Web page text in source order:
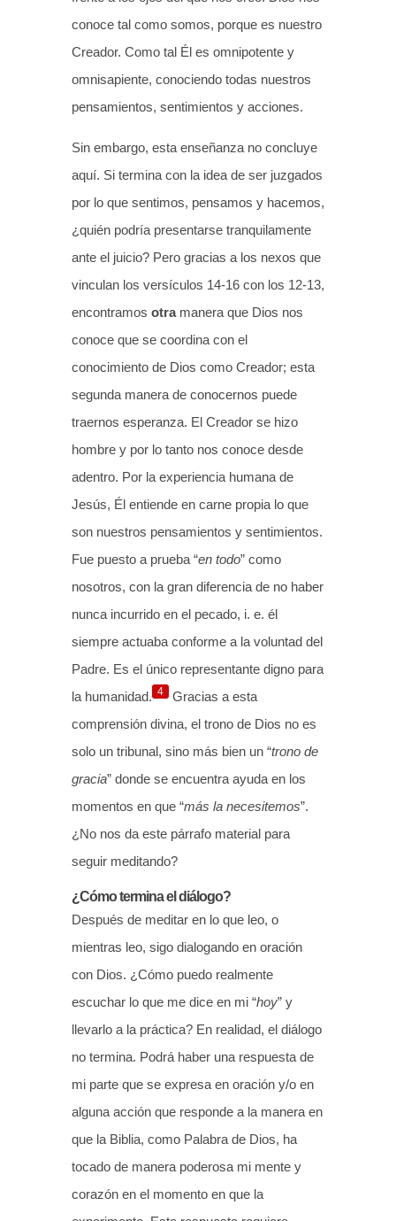
conoce tal como somos, porque es nuestro
Creador. Como tal Él es omnipotente y
omnisapiente, conociendo todas nuestros
pensamientos, sentimientos y acciones.
Sin embargo, esta enseñanza no concluye
aquí. Si termina con la idea de ser juzgados
por lo que sentimos, pensamos y hacemos,
¿quién podría presentarse tranquilamente
ante el juicio? Pero gracias a los nexos que
vinculan los versículos 14-16 con los 12-13,
encontramos otramanera que Dios nos
conoce que se coordina con el
conocimiento de Dios como Creador; esta
segunda manera de conocernos puede
traernos esperanza. El Creador se hizo
hombre y por lo tanto nos conoce desde
adentro. Por la experiencia humana de
Jesús, Él entiende en carne propia lo que
son nuestros pensamientos y sentimientos.
Fue puesto a prueba “en todo” como
nosotros, con la gran diferencia de no haber
nunca incurrido en el pecado, i. e. él
siempre actuaba conforme a la voluntad del
Padre. Es el único representante digno para
la humanidad. 4 Gracias a esta
comprensión divina, el trono de Dios no es
solo un tribunal, sino más bien un “trono de
gracia” donde se encuentra ayuda en los
momentos en que “más la necesitemos”.
¿No nos da este párrafo material para
seguir meditando?
¿Cómo termina el diálogo?
Después de meditar en lo que leo, o
mientras leo, sigo dialogando en oración
con Dios. ¿Cómo puedo realmente
escuchar lo que me dice en mi “hoy” y
llevarlo a la práctica? En realidad, el diálogo
no termina. Podrá haber una respuesta de
mi parte que se expresa en oración y/o en
alguna acción que responde a la manera en
que la Biblia, como Palabra de Dios, ha
tocado de manera poderosa mi mente y
corazón en el momento en que la